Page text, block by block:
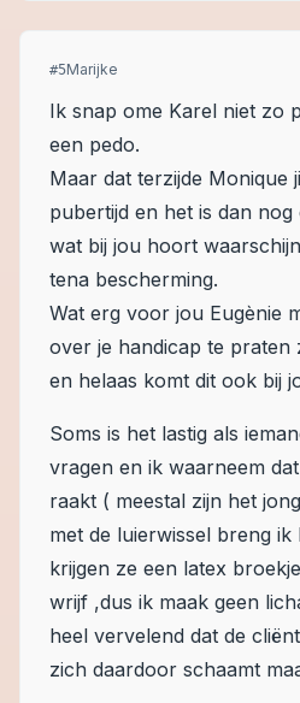
#5Marijke
Ik snap ome Karel niet zo
een pedo.
Maar dat terzijde Monique
pubertijd en het is dan
wat bij jou hoort
tena bescherming.
Wat erg voor jou Eugènie
over je handicap te praten
en helaas komt dit ook bij
Soms is het lastig als
vragen en ik waarneem
raakt ( meestal zijn het
met de luierwissel breng
krijgen ze een latex
wrijf ,dus ik maak geen
heel vervelend dat de
zich daardoor schaamt